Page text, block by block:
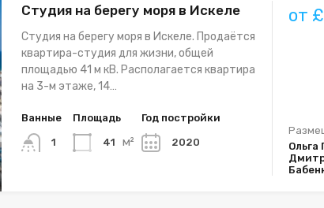
Студия на берегу моря в Искеле
Студия на берегу моря в Искеле. Продаётся
квартира-студия для жизни, общей
площадью 41 м кВ. Располагается квартира
на 3-м этаже, 14…
Ванные
1
Площадь
41 м²
Год постройки
2020
от
Ольга